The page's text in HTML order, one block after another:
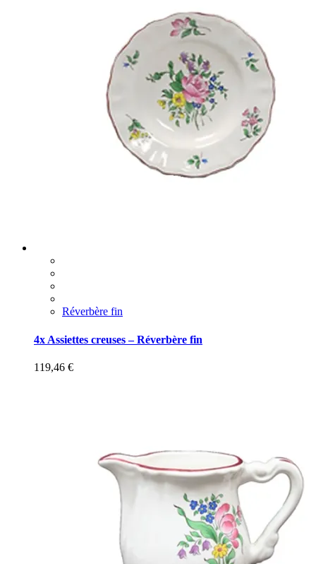
Réverbère fin
4x Assiettes creuses – Réverbère fin
119,46 €